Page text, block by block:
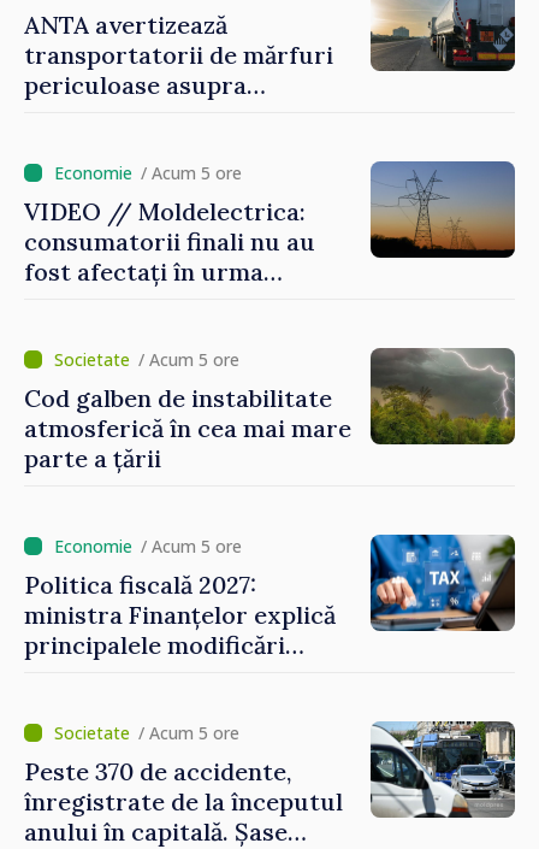
ANTA avertizează
transportatorii de mărfuri
periculoase asupra
/ Acum 5 ore
VIDEO // Moldelectrica:
consumatorii finali nu au
fost afectați în urma
reparație vor fi efectuate în
regim prioritar
/ Acum 5 ore
Cod galben de instabilitate
atmosferică în cea mai mare
parte a țării
/ Acum 5 ore
Politica fiscală 2027:
ministra Finanțelor explică
principalele modificări
locale și rutiere
/ Acum 5 ore
Peste 370 de accidente,
înregistrate de la începutul
anului în capitală. Șase